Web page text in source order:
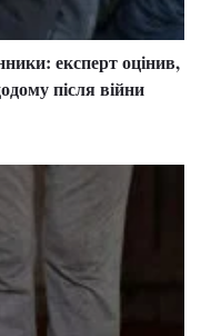
експерт оцінив,
після війни